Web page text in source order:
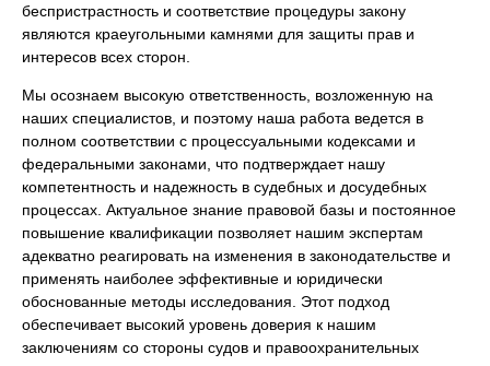
беспристрастность и соответствие процедуры закону
являются краеугольными камнями для защиты прав и
интересов всех сторон.
Мы осознаем высокую ответственность, возложенную на
наших специалистов, и поэтому наша работа ведется в
полном соответствии с процессуальными кодексами и
федеральными законами, что подтверждает нашу
компетентность и надежность в судебных и досудебных
процессах. Актуальное знание правовой базы и постоянное
повышение квалификации позволяет нашим экспертам
адекватно реагировать на изменения в законодательстве и
применять наиболее эффективные и юридически
обоснованные методы исследования. Этот подход
обеспечивает высокий уровень доверия к нашим
заключениям со стороны судов и правоохранительных